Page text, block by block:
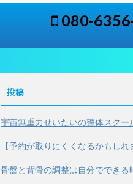
080-
投稿
宇宙無重力せいたいの整体スクー
【予約が取りにくくなるかもしれ
骨盤と背骨の調整は自分でできる